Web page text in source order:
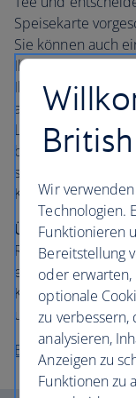
Speisekarte
Sie können auch
Ihnen der
Ihre
ausreichend Zeit,
Leckereien – jede
bevor Sie
sie aussehen.
Kollektion des
Über das Hotel:
Rosewood
edwardianischen
Kategorie II steht.
und die
Buchen Sie Ihren
Wir
Technologien.
Funktionieren
Bereitstellung
oder erwarten,
optionale
zu verbessern,
analysieren,
Anzeigen zu
Funktionen zu